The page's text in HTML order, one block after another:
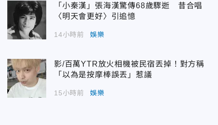
「小秦漢」張海漢驚傳68歲驟逝 昔合唱
〈明天會更好〉引追憶
14小時前 娛樂
影/百萬YTR放火相機被民宿丟掉！對方稱
「以為是按摩棒誤丟」惹議
15小時前 娛樂